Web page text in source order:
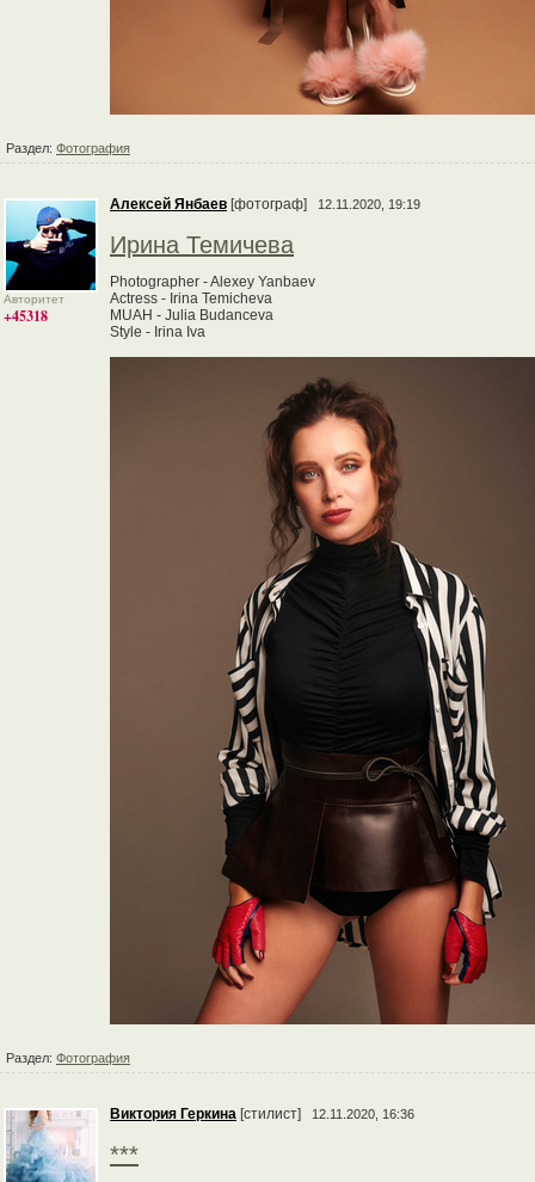
Раздел: Фотография
Авторитет
+45318
Алексей Янбаев [фотограф] 12.11.2020, 19:19
Ирина Темичева
Photographer - Alexey Yanbaev
Actress - Irina Temicheva
MUAH - Julia Budanceva
Style - Irina Iva
Раздел: Фотография
Виктория Геркина [стилист] 12.11.2020, 16:36
***